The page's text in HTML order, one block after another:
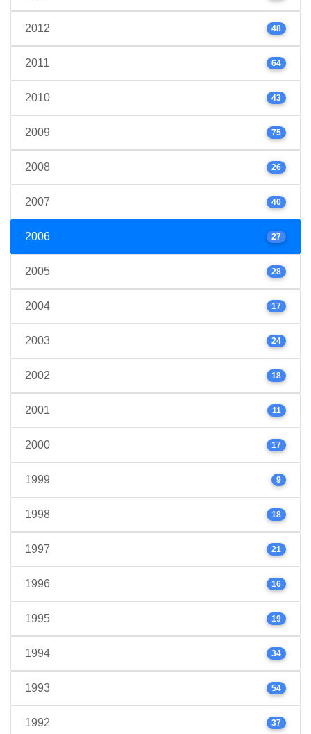
2012 48
2011 64
2010 43
2009 75
2008 26
2007 40
2006 27
2005 28
2004 17
2003 24
2002 18
2001 11
2000 17
1999 9
1998 18
1997 21
1996 16
1995 19
1994 34
1993 54
1992 37